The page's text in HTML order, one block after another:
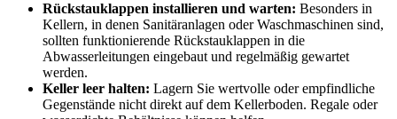
Rückstauklappen installieren und warten: Besonders in
Kellern, in denen Sanitäranlagen oder Waschmaschinen sind,
sollten funktionierende Rückstauklappen in die
Abwasserleitungen eingebaut und regelmäßig gewartet
werden.
Keller leer halten: Lagern Sie wertvolle oder empfindliche
Gegenstände nicht direkt auf dem Kellerboden. Regale oder